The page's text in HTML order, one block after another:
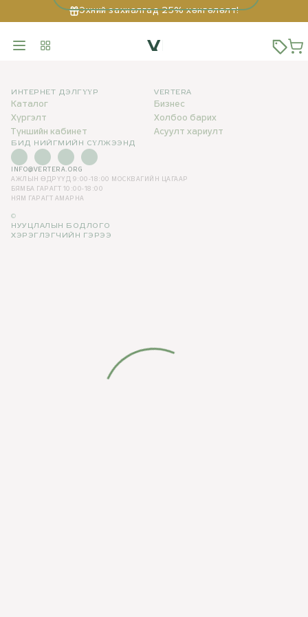
Эхний захиалгад 25% хөнгөлөлт!
ИНТЕРНЕТ ДЭЛГҮҮР
Каталог
Хүргэлт
Түншийн кабинет
VERTERA
Бизнес
Холбоо барих
Асуулт хариулт
БИД НИЙГМИЙН СҮЛЖЭЭНД
INFO@VERTERA.ORG
АЖЛЫН ӨДРҮҮД 9:00-18:00
МОСКВАГИЙН ЦАГААР
БЯМБА ГАРАГТ 10:00-18:00
НЯМ ГАРАГТ АМАРНА
©
НУУЦЛАЛЫН БОДЛОГО
ХЭРЭГЛЭГЧИЙН ГЭРЭЭ